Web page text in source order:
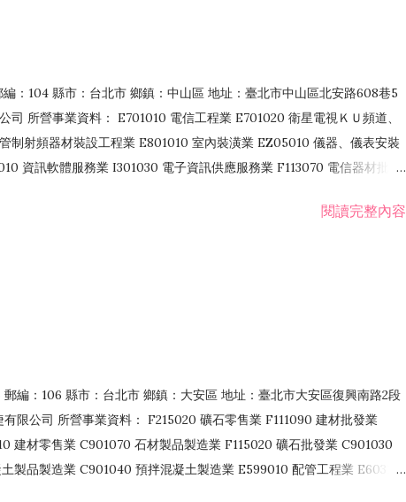
：104 縣市：台北市 鄉鎮：中山區 地址：臺北市中山區北安路608巷5
司 所營事業資料： E701010 電信工程業 E701020 衛星電視ＫＵ頻道、
制射頻器材裝設工程業 E801010 室內裝潢業 EZ05010 儀器、儀表安裝
資訊軟體服務業 I301030 電子資訊供應服務業 F113070 電信器材批發
酒零售業 F401171 酒類輸入業
閱讀完整內容
編：106 縣市：台北市 鄉鎮：大安區 地址：臺北市大安區復興南路2段
限公司 所營事業資料： F215020 礦石零售業 F111090 建材批發業
建材零售業 C901070 石材製品製造業 F115020 礦石批發業 C901030
製品製造業 C901040 預拌混凝土製造業 E599010 配管工程業 E603110